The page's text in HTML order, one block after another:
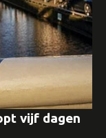
vijf dagen